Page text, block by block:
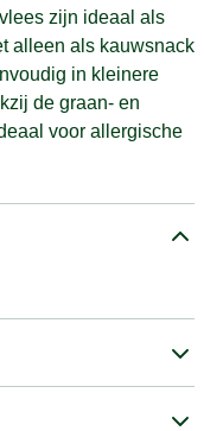
zijn ideaal als
alleen als kauwsnack
in kleinere
de graan- en
voor allergische